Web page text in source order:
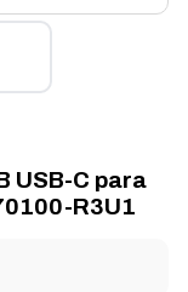
USB-C para
R3U1